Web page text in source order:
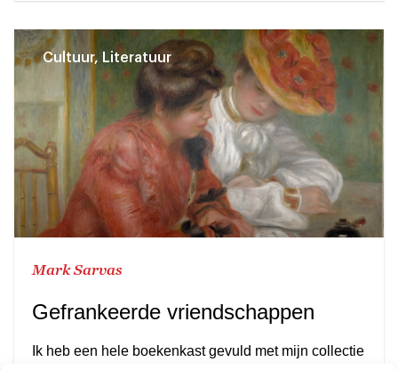
Cultuur, Literatuur
Mark Sarvas
Gefrankeerde vriendschappen
Ik heb een hele boekenkast gevuld met mijn collectie